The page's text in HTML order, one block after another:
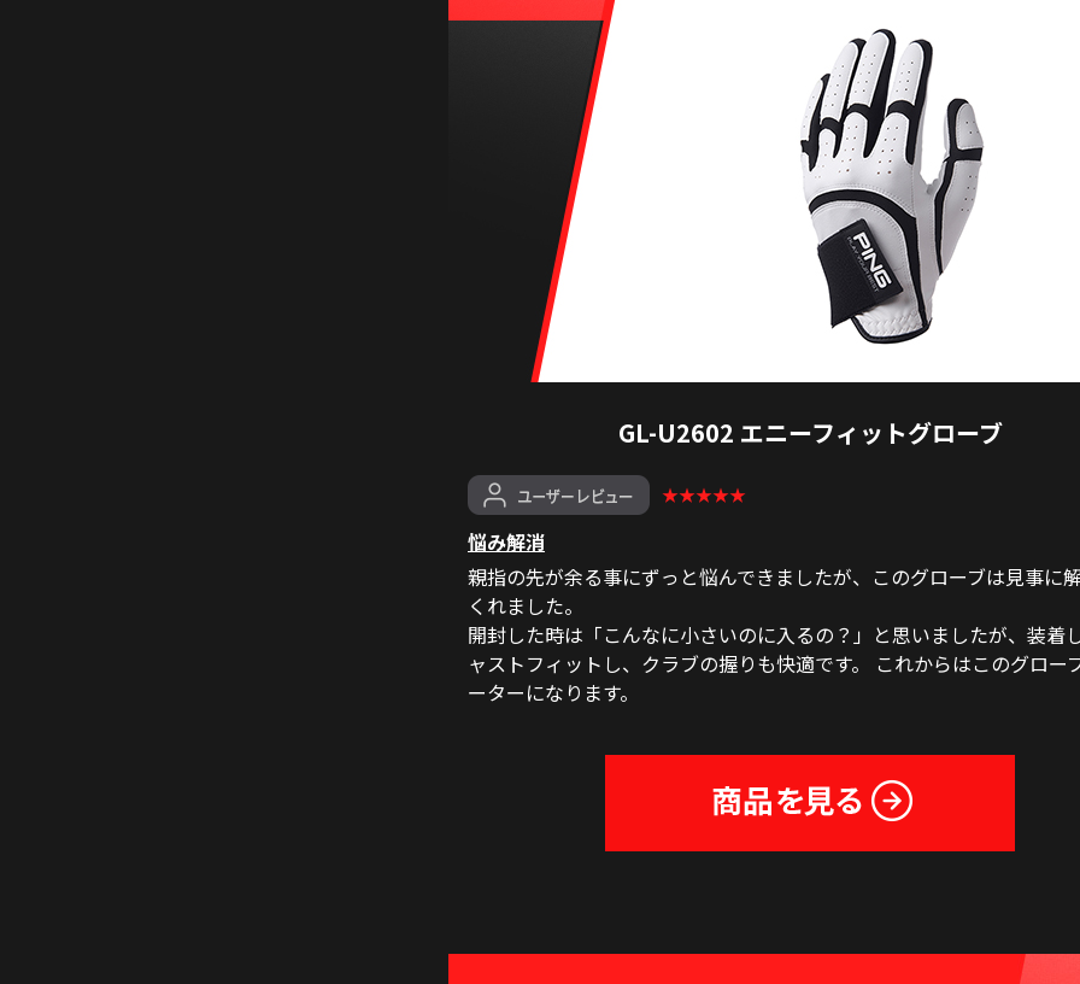
GL-U2602 エニーフィットグローブ
★★★★★
悩み解消
親指の先が余る事にずっと悩んできましたが、このグローブは見事に
くれました。
開封した時は「こんなに小さいのに入るの？」と思いましたが、装着
ャストフィットし、クラブの握りも快適です。 これからはこのグロー
ーターになります。